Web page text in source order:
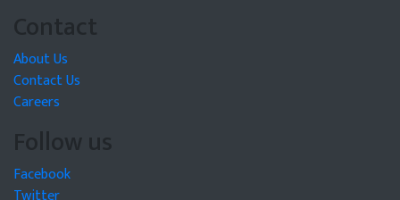
Contact
About Us
Contact Us
Careers
Follow us
Facebook